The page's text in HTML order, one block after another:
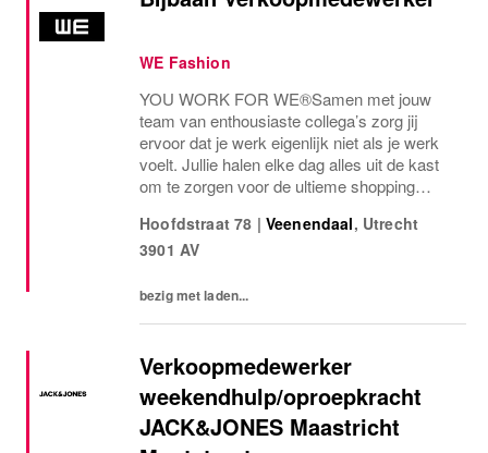
WE Fashion
YOU WORK FOR WE®Samen met jouw
team van enthousiaste collega’s zorg jij
ervoor dat je werk eigenlijk niet als je werk
voelt. Jullie halen elke dag alles uit de kast
om te zorgen voor de ultieme shopping
plezier en commercialiteit zorgen ervoor
dat...
Hoofdstraat 78 | Veenendaal, Utrecht
3901 AV
bezig met laden...
Verkoopmedewerker
weekendhulp/oproepkracht
JACK&JONES Maastricht